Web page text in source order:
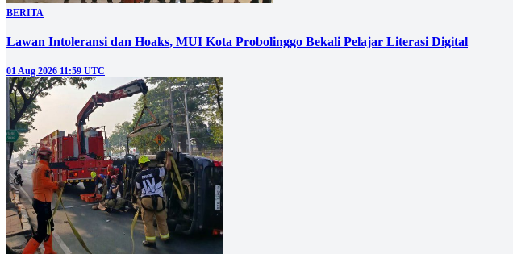
BERITA
‎Lawan Intoleransi dan Hoaks, MUI Kota Probolinggo Bekali Pelajar Literasi Digital
01 Aug 2026 11:59 UTC